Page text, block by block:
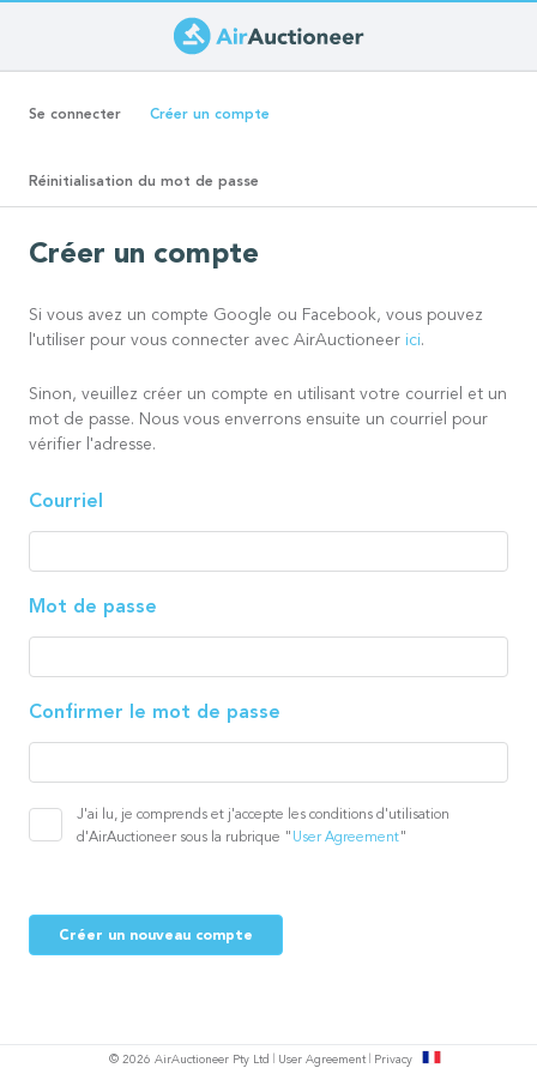
au
contenu
Onglets
Se connecter Créer un compte
Réinitialisation du mot de passe
Créer un compte
Si vous avez un compte Google ou Facebook, vous pouvez
l'utiliser pour vous connecter avec AirAuctioneer ici.
Sinon, veuillez créer un compte en utilisant votre courriel et un
mot de passe. Nous vous enverrons ensuite un courriel pour
vérifier l'adresse.
Courriel
Mot de passe
Confirmer le mot de passe
J'ai lu, je comprends et j'accepte les conditions d'utilisation
d'AirAuctioneer sous la rubrique " User Agreement"
Créer un nouveau compte
© 2026 AirAuctioneer Pty Ltd User Agreement Privacy